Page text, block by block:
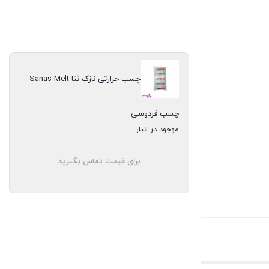
چسب حرارتی نازک ثنا Sanas Melt
چسب فردوسی
موجود در انبار
برای قیمت تماس بگیرید